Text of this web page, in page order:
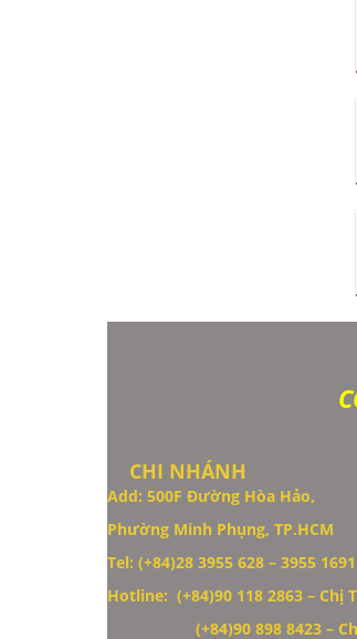
CHI NHÁNH
Add: 500F Đường Hòa Hảo,
Phường Minh Phụng, TP.HCM
Tel: (+84)28 3955 628 – 3955 1691
Hotline: (+84)90 118 2863 – Chị
(+84)90 898 8423 –